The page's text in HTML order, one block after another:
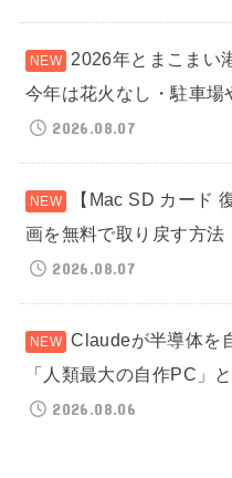
2026年とまこまい
今年は花火なし・駐車場
2026.08.07
【Mac SD カード
画を無料で取り戻す方法
2026.08.07
Claudeが半導体を
「人類最大の自作PC」
2026.08.06